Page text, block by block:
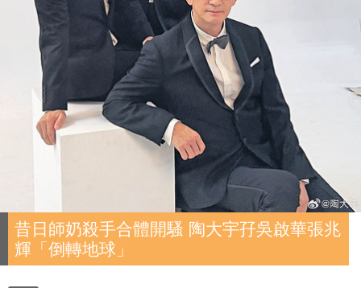
昔日師奶殺手合體開騷 陶大宇孖吳啟華張兆
輝「倒轉地球」